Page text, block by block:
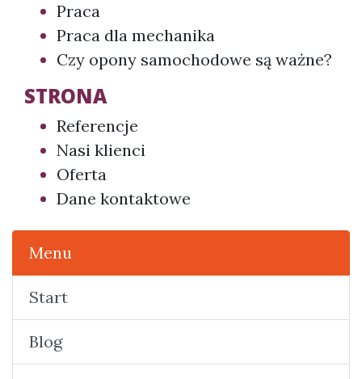
Praca
Praca dla mechanika
Czy opony samochodowe są ważne?
STRONA
Referencje
Nasi klienci
Oferta
Dane kontaktowe
Menu
Start
Blog